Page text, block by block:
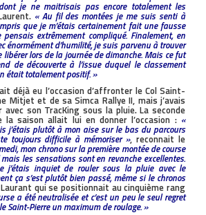
je ne maitrisais pas encore totalement les
« Au fil des montées je me suis senti à
que je m’étais certainement fait une fausse
extrêmement compliqué. Finalement, en
énormément d’humilité, je suis parvenu à trouver
libérer lors de la journée de dimanche. Mais ce fut
de découverte à l’issue duquel le classement
était totalement positif. »
déjà eu l’occasion d’affronter le Col Saint-
Mitjet et de sa Simca Rallye II, mais j’avais
son TracKing sous la pluie. La seconde
la saison allait lui en donner l’occasion : «
j’étais plutôt à mon aise sur le bas du parcours
toujours difficile à mémoriser », reconnait le
mon chrono sur la première montée de course
mais les sensations sont en revanche excellentes.
j’étais inquiet de rouler sous la pluie avec le
ça s’est plutôt bien passé, même si le chronos
qui se positionnait au cinquième rang
a été neutralisée et c’est un peu le seul regret
Saint-Pierre un maximum de roulage. »